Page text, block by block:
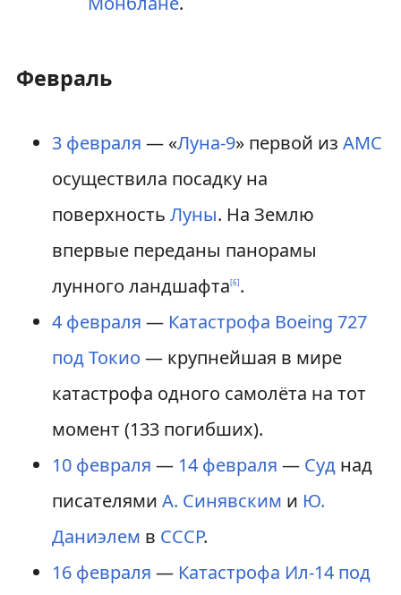
Февраль
3 февраля — «Луна-9» первой из АМС
осуществила посадку на
поверхность Луны. На Землю
впервые переданы панорамы
лунного ландшафта[6].
4 февраля — Катастрофа Boeing 727
под Токио — крупнейшая в мире
катастрофа одного самолёта на тот
момент (133 погибших).
10 февраля — 14 февраля — Суднад
писателями А. Синявским и Ю.
Даниэлем в СССР.
16 февраля — Катастрофа Ил-14 под